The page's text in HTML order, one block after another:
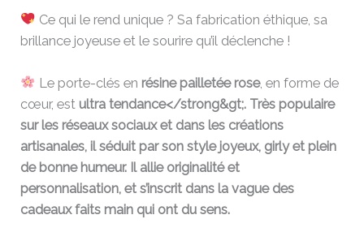
Ce qui le rend unique ? Sa fabrication éthique, sa
brillance joyeuse et le sourire qu’il déclenche !
Le porte-clés en résine pailletée rose, en forme de
cœur, est ultra tendance</strong&gt;. Très populaire
sur les réseaux sociaux et dans les créations
artisanales, il séduit par son style joyeux, girly et plein
de bonne humeur. Il allie originalité et
personnalisation, et s’inscrit dans la vague des
cadeaux faits main qui ont du sens.